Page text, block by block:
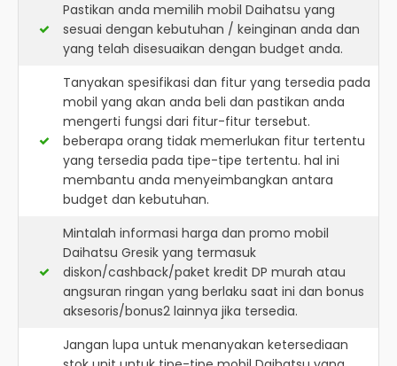
Pastikan anda memilih mobil Daihatsu yang
sesuai dengan kebutuhan / keinginan anda dan
yang telah disesuaikan dengan budget anda.
Tanyakan spesifikasi dan fitur yang tersedia pada
mobil yang akan anda beli dan pastikan anda
mengerti fungsi dari fitur-fitur tersebut.
beberapa orang tidak memerlukan fitur tertentu
yang tersedia pada tipe-tipe tertentu. hal ini
membantu anda menyeimbangkan antara
budget dan kebutuhan.
Mintalah informasi harga dan promo mobil
Daihatsu Gresik yang termasuk
diskon/cashback/paket kredit DP murah atau
angsuran ringan yang berlaku saat ini dan bonus
aksesoris/bonus2 lainnya jika tersedia.
Jangan lupa untuk menanyakan ketersediaan